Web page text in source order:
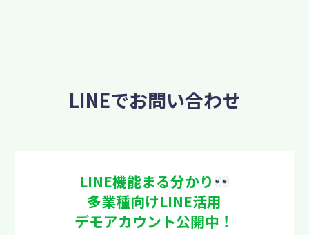
LINEでお問い合わせ
LINE機能まる分かり
多業種向けLINE活用
デモアカウント公開中！